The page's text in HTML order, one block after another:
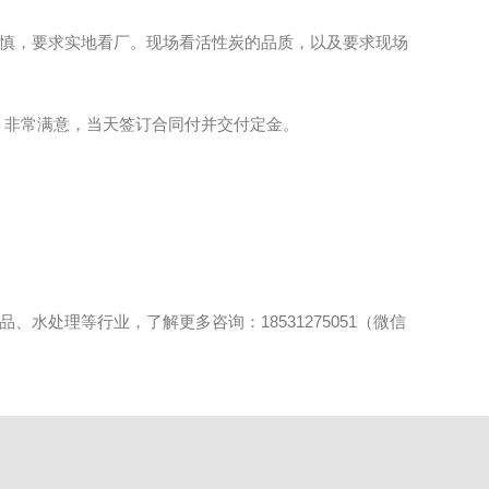
，要求实地看厂。现场看活性炭的品质，以及要求现场
常满意，当天签订合同付并交付定金。
水处理等行业，了解更多咨询：18531275051（微信